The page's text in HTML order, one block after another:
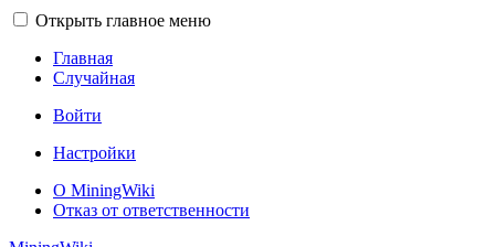
Открыть главное меню
Главная
Случайная
Войти
Настройки
О MiningWiki
Отказ от ответственности